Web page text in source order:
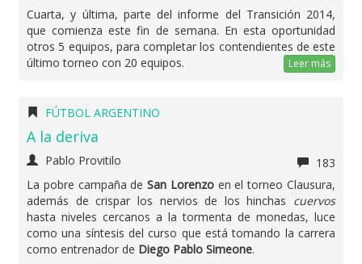
Cuarta, y última, parte del informe del Transición 2014,
que comienza este fin de semana. En esta oportunidad
otros 5 equipos, para completar los contendientes de este
último torneo con 20 equipos.
Leer más
FÚTBOL ARGENTINO
A la deriva
Pablo Provitilo
183
La pobre campaña deSan Lorenzoen el torneo Clausura,
además de crispar los nervios de los hinchas cuervos
hasta niveles cercanos a la tormenta de monedas, luce
como una síntesis del curso que está tomando la carrera
como entrenador de Diego Pablo Simeone.